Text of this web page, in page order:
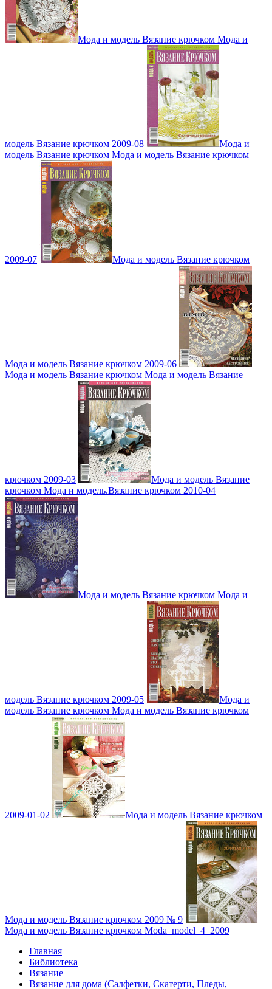
Мода и модель Вязание крючком Мода и
модель Вязание крючком 2009-08
Мода и
модель Вязание крючком Мода и модель Вязание крючком
2009-07 Мода и модель Вязание крючком
Мода и модель Вязание крючком 2009-06
Мода и модель Вязание крючком Мода и модель Вязание
крючком 2009-03
Мода и модель Вязание
крючком Мода и модель.Вязание крючком 2010-04
Мода и модель Вязание крючком Мода и
модель Вязание крючком 2009-05
Мода и
модель Вязание крючком Мода и модель Вязание крючком
2009-01-02 Мода и модель Вязание крючком
Мода и модель Вязание крючком 2009 № 9
Мода и модель Вязание крючком Moda_model_4_2009
Главная
Библиотека
Вязание
Вязание для дома (Салфетки, Скатерти, Пледы,